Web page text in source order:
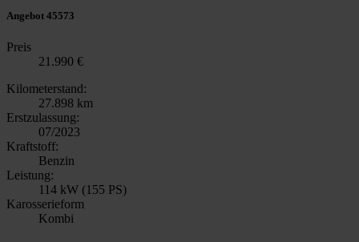
Angebot 45573
Preis
21.990 €
Kilometerstand:
27.898 km
Erstzulassung:
07/2023
Kraftstoff:
Benzin
Leistung:
114 kW (155 PS)
Karosserieform
Kombi